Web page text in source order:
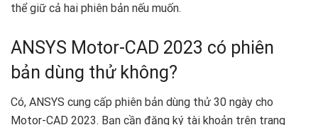
thể giữ cả hai phiên bản nếu muốn.
ANSYS Motor-CAD 2023 có phiên
bản dùng thử không?
Có, ANSYS cung cấp phiên bản dùng thử 30 ngày cho
Motor-CAD 2023. Bạn cần đăng ký tài khoản trên trang